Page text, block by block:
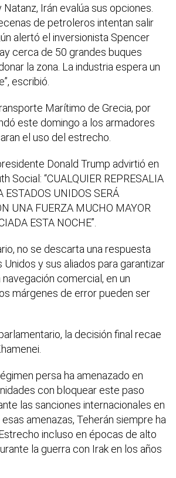
Irán evalúa sus opciones.
de petroleros intentan salir
alertó el inversionista Spencer
cerca de 50 grandes buques
la zona. La industria espera un
escribió.
Marítimo de Grecia, por
este domingo a los armadores
el uso del estrecho.
Donald Trump advirtió en
Social: “CUALQUIER REPRESALIA
ESTADOS UNIDOS SERÁ
UNA FUERZA MUCHO MAYOR
ESTA NOCHE”.
no se descarta una respuesta
y sus aliados para garantizar
comercial, en un
márgenes de error pueden ser
la decisión final recae
persa ha amenazado en
con bloquear este paso
las sanciones internacionales en
amenazas, Teherán siempre ha
incluso en épocas de alto
la guerra con Irak en los años